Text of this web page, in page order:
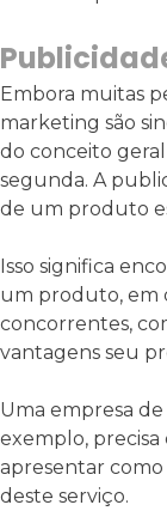
Embora muitas
marketing são
do conceito
segunda. A
de um produto
Isso significa
um produto, em
concorrentes,
vantagens seu
Uma empresa de
exemplo,
apresentar como
deste serviço.